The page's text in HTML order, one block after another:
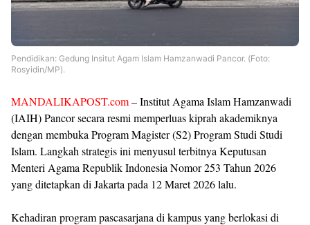
Pendidikan: Gedung Insitut Agam Islam Hamzanwadi Pancor. (Foto:
Rosyidin/MP).
MANDALIKAPOST.com– Institut Agama Islam Hamzanwadi
(IAIH) Pancor secara resmi memperluas kiprah akademiknya
dengan membuka Program Magister (S2) Program Studi Studi
Islam. Langkah strategis ini menyusul terbitnya Keputusan
Menteri Agama Republik Indonesia Nomor 253 Tahun 2026
yang ditetapkan di Jakarta pada 12 Maret 2026 lalu.
Kehadiran program pascasarjana di kampus yang berlokasi di